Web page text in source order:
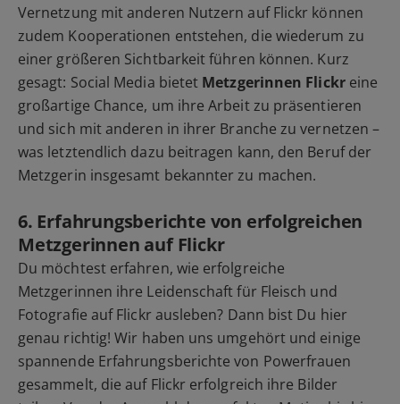
Vernetzung mit anderen Nutzern auf Flickr können
zudem Kooperationen entstehen, die wiederum zu
einer größeren Sichtbarkeit führen können. Kurz
gesagt: Social Media bietet Metzgerinnen Flickr eine
großartige Chance, um ihre Arbeit zu präsentieren
und sich mit anderen in ihrer Branche zu vernetzen –
was letztendlich dazu beitragen kann, den Beruf der
Metzgerin insgesamt bekannter zu machen.
6. Erfahrungsberichte von erfolgreichen
Metzgerinnen auf Flickr
Du möchtest erfahren, wie erfolgreiche
Metzgerinnen ihre Leidenschaft für Fleisch und
Fotografie auf Flickr ausleben? Dann bist Du hier
genau richtig! Wir haben uns umgehört und einige
spannende Erfahrungsberichte von Powerfrauen
gesammelt, die auf Flickr erfolgreich ihre Bilder